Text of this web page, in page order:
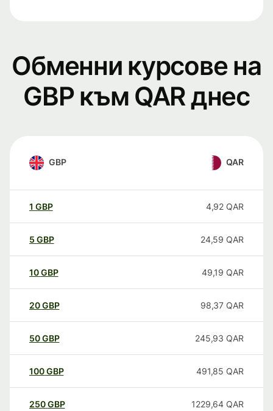
Обменни курсове на
GBP към QAR днес
GBP QAR
1 GBP 4,92 QAR
5 GBP 24,59 QAR
10GBP 49,19 QAR
20GBP 98,37 QAR
50GBP 245,93 QAR
100GBP 491,85 QAR
250GBP 1229,64 QAR